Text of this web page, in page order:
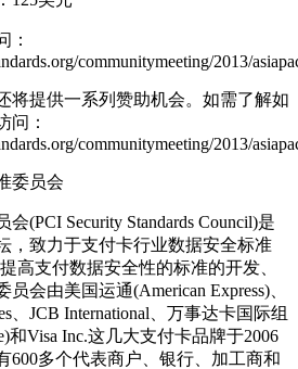
：
communitymeeting/2013/
将提供一系列赞助机会。如需了解如
问：
communitymeeting/2013/
委员会
(PCI Security Standards Council)是
，致力于支付卡行业数据安全标准
高支付数据安全性的标准的开发、
会由美国运通(American Express)、
、JCB International、万事达卡国际组
和Visa Inc.这几大支付卡品牌于2006
600多个代表商户、银行、加工商和